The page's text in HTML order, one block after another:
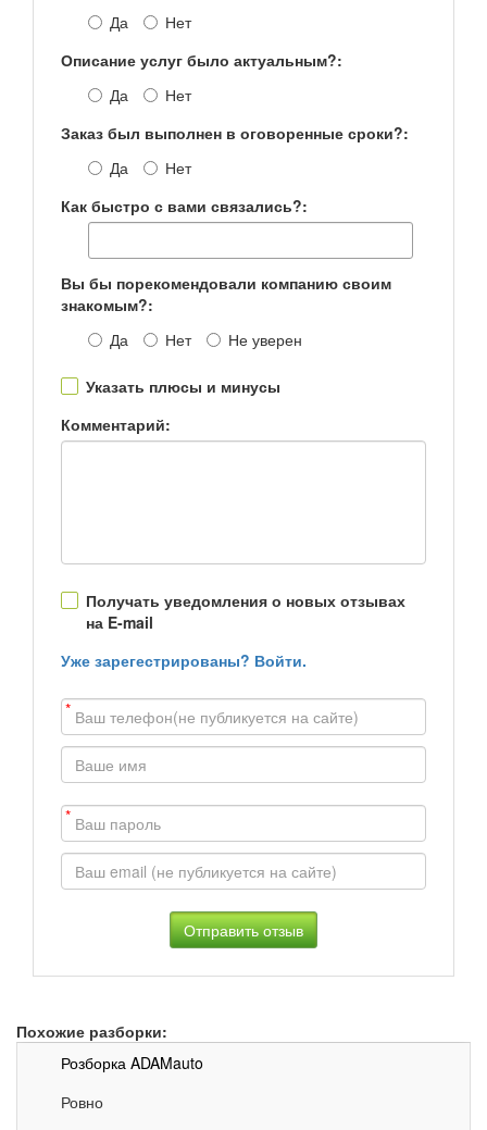
Да
Нет
Описание услуг было актуальным?:
Да
Нет
Заказ был выполнен в оговоренные сроки?:
Да
Нет
Как быстро с вами связались?:
Вы бы порекомендовали компанию своим
знакомым?:
Да
Нет Не уверен
Указать плюсы и минусы
Комментарий:
Получать уведомления о новых отзывах
на E-mail
Уже зарегестрированы? Войти.
*
*
Похожие разборки:
Розборка ADAMauto
Ровно